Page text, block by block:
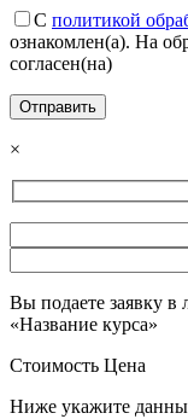
С политикой
ознакомлен(а). На
согласен(на)
×
Вы подаете заявку в
«Название курса»
Стоимость Цена
Ниже укажите